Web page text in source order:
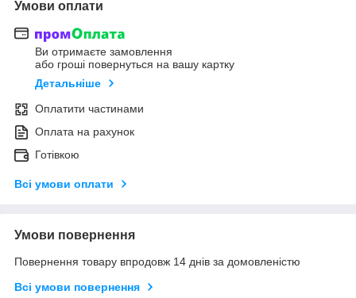
Умови оплати
Ви отримаєте замовлення
або гроші повернуться на вашу картку
Детальніше
Оплатити частинами
Оплата на рахунок
Готівкою
Всі умови оплати
Умови повернення
Повернення товару впродовж 14 днів за домовленістю
Всі умови повернення